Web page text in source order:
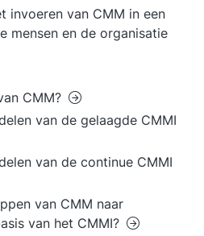
invoeren van CMM in een
mensen en de organisatie
CMM?
van de gelaagde CMMI
van de continue CMMI
van CMM naar
van het CMMI?